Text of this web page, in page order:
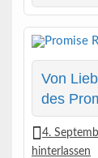
Von
des
4.
hinterlassen